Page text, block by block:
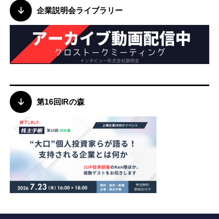
企業説明会ライブラリー
第16回IRの森